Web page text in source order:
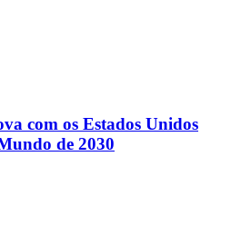
com os Estados Unidos
de 2030